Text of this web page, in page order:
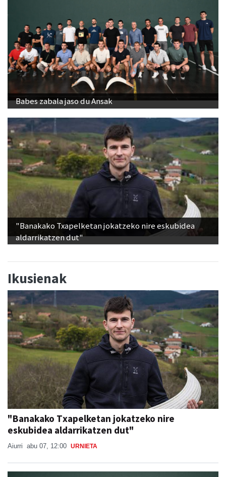
Babes zabala jaso du Ansak
"Banakako Txapelketan jokatzeko nire eskubidea
aldarrikatzen dut"
Ikusienak
"Banakako Txapelketan jokatzeko nire
eskubidea aldarrikatzen dut"
Aiurri abu 07, 12:00 URNIETA